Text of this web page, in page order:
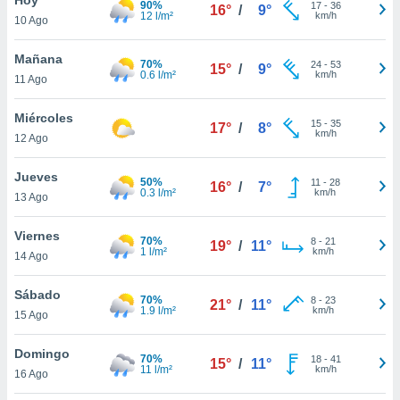
en
más
nuestra
de
cookies
aceptar
10 Ago
90%
12 l/m²
16° / 9° 17- 36
km/h
Mañana
11 Ago
70%
0.6 l/m²
15° / 9° 24- 53
km/h
Miércoles
12 Ago
17° / 8° 15- 35
km/h
Jueves
13 Ago
50%
0.3 l/m²
16° / 7° 11 - 28
km/h
Viernes
14 Ago
70%
1 l/m²
19° / 11° 8- 21
km/h
Sábado
15 Ago
70%
1.9 l/m²
21° / 11° 8- 23
km/h
Domingo
16 Ago
70%
11 l/m²
15° / 11° 18- 41
km/h